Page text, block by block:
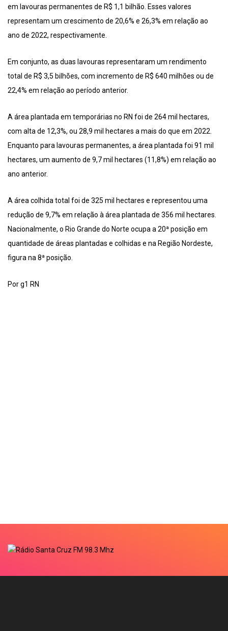
em lavouras permanentes de R$ 1,1 bilhão. Esses valores
representam um crescimento de 20,6% e 26,3% em relação ao
ano de 2022, respectivamente.
Em conjunto, as duas lavouras representaram um rendimento
total de R$ 3,5 bilhões, com incremento de R$ 640 milhões ou de
22,4% em relação ao período anterior.
A área plantada em temporárias no RN foi de 264 mil hectares,
com alta de 12,3%, ou 28,9 mil hectares a mais do que em 2022.
Enquanto para lavouras permanentes, a área plantada foi 91 mil
hectares, um aumento de 9,7 mil hectares (11,8%) em relação ao
ano anterior.
A área colhida total foi de 325 mil hectares e representou uma
redução de 9,7% em relação à área plantada de 356 mil hectares.
Nacionalmente, o Rio Grande do Norte ocupa a 20ª posição em
quantidade de áreas plantadas e colhidas e na Região Nordeste,
figura na 8ª posição.
Por g1 RN